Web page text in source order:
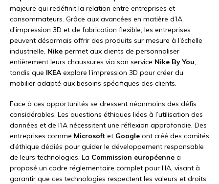
majeure qui redéfinit la relation entre entreprises et
consommateurs. Grâce aux avancées en matière d’IA,
d’impression 3D et de fabrication flexible, les entreprises
peuvent désormais offrir des produits sur mesure à l’échelle
industrielle. Nike permet aux clients de personnaliser
entièrement leurs chaussures via son service Nike By You,
tandis que IKEAexplore l’impression 3D pour créer du
mobilier adapté aux besoins spécifiques des clients.
Face à ces opportunités se dressent néanmoins des défis
considérables. Les questions éthiques liées à l’utilisation des
données et de l’IA nécessitent une réflexion approfondie. Des
entreprises comme Microsoft et Google ont créé des comités
d’éthique dédiés pour guider le développement responsable
de leurs technologies. La Commission européenne a
proposé un cadre réglementaire complet pour l’IA, visant à
garantir que ces technologies respectent les valeurs et droits